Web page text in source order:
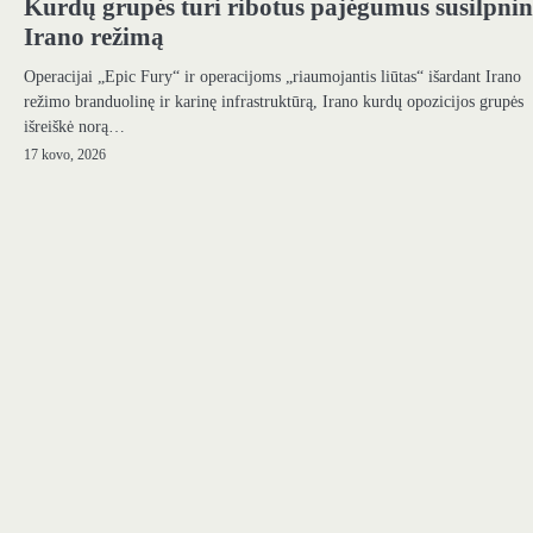
Kurdų grupės turi ribotus pajėgumus
Irano režimą
Operacijai „Epic Fury“ ir operacijoms „riaumojantis liūtas“ išardant Irano
režimo branduolinę ir karinę infrastruktūrą, Irano kurdų opozicijos grupės
išreiškė norą…
17 kovo, 2026